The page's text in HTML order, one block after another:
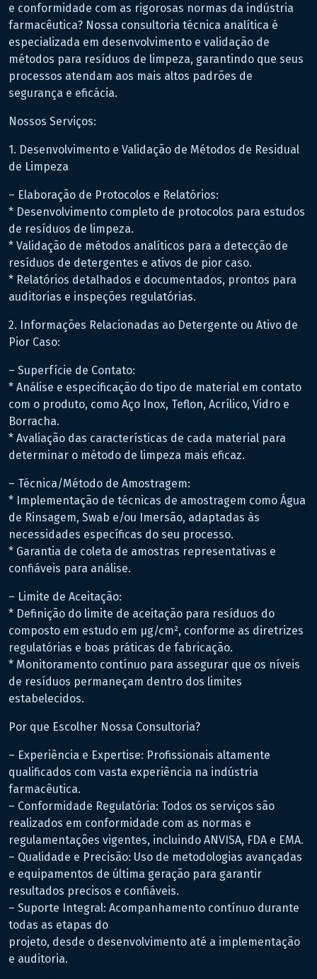
e conformidade com as rigorosas normas da indústria
farmacêutica? Nossa consultoria técnica analítica é
especializada em desenvolvimento e validação de
métodos para resíduos de limpeza, garantindo que seus
processos atendam aos mais altos padrões de
segurança e eficácia.
Nossos Serviços:
1. Desenvolvimento e Validação de Métodos de Residual
de Limpeza
– Elaboração de Protocolos e Relatórios:
* Desenvolvimento completo de protocolos para estudos
de resíduos de limpeza.
* Validação de métodos analíticos para a detecção de
resíduos de detergentes e ativos de pior caso.
* Relatórios detalhados e documentados, prontos para
auditorias e inspeções regulatórias.
2. Informações Relacionadas ao Detergente ou Ativo de
Pior Caso:
– Superfície de Contato:
* Análise e especificação do tipo de material em contato
com o produto, como Aço Inox, Teflon, Acrílico, Vidro e
Borracha.
* Avaliação das características de cada material para
determinar o método de limpeza mais eficaz.
– Técnica/Método de Amostragem:
* Implementação de técnicas de amostragem como Água
de Rinsagem, Swab e/ou Imersão, adaptadas às
necessidades específicas do seu processo.
* Garantia de coleta de amostras representativas e
confiáveis para análise.
– Limite de Aceitação:
* Definição do limite de aceitação para resíduos do
composto em estudo em μg/cm², conforme as diretrizes
regulatórias e boas práticas de fabricação.
* Monitoramento contínuo para assegurar que os níveis
de resíduos permaneçam dentro dos limites
estabelecidos.
Por que Escolher Nossa Consultoria?
– Experiência e Expertise: Profissionais altamente
qualificados com vasta experiência na indústria
farmacêutica.
– Conformidade Regulatória: Todos os serviços são
realizados em conformidade com as normas e
regulamentações vigentes, incluindo ANVISA, FDA e EMA.
– Qualidade e Precisão: Uso de metodologias avançadas
e equipamentos de última geração para garantir
resultados precisos e confiáveis.
– Suporte Integral: Acompanhamento contínuo durante
todas as etapas do
projeto, desde o desenvolvimento até a implementação
e auditoria.